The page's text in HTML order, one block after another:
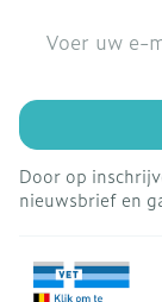
Door op
nieuwsbrief en